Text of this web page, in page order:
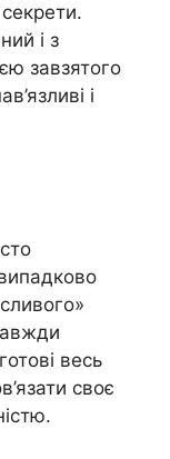
і з
завзятого
і
весь
своє